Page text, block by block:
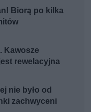
Biorą po kilka
Kawosze
rewelacyjna
nie było od
zachwyceni